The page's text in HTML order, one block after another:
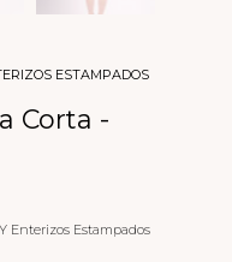
ESTAMPADOS
Corta -
Enterizos Estampados